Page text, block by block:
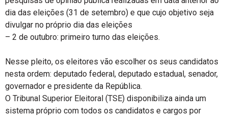
dia das eleições (31 de setembro) e que cujo objetivo seja
divulgar no próprio dia das eleições
– 2 de outubro: primeiro turno das eleições.
Nesse pleito, os eleitores vão escolher os seus candidatos
nesta ordem: deputado federal, deputado estadual, senador,
governador e presidente da República.
O Tribunal Superior Eleitoral (TSE) disponibiliza ainda um
sistema próprio com todos os candidatos e cargos por